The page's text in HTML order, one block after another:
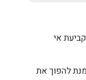
אי
מנת להפוך את